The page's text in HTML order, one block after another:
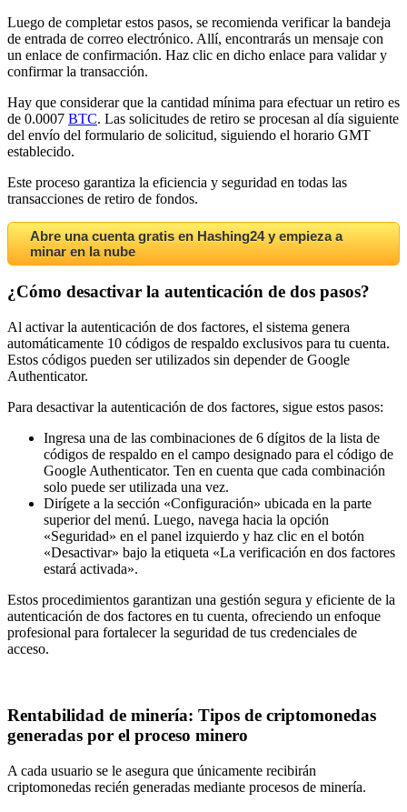
Luego de completar estos pasos, se recomienda verificar la bandeja
de entrada de correo electrónico. Allí, encontrarás un mensaje con
un enlace de confirmación. Haz clic en dicho enlace para validar y
confirmar la transacción.
Hay que considerar que la cantidad mínima para efectuar un retiro es
de 0.0007 BTC. Las solicitudes de retiro se procesan al día siguiente
del envío del formulario de solicitud, siguiendo el horario GMT
establecido.
Este proceso garantiza la eficiencia y seguridad en todas las
transacciones de retiro de fondos.
Abre una cuenta gratis en Hashing24 y empieza a
minar en la nube
¿Cómo desactivar la autenticación de dos pasos?
Al activar la autenticación de dos factores, el sistema genera
automáticamente 10 códigos de respaldo exclusivos para tu cuenta.
Estos códigos pueden ser utilizados sin depender de Google
Authenticator.
Para desactivar la autenticación de dos factores, sigue estos pasos:
Ingresa una de las combinaciones de 6 dígitos de la lista de
códigos de respaldo en el campo designado para el código de
Google Authenticator. Ten en cuenta que cada combinación
solo puede ser utilizada una vez.
Dirígete a la sección «Configuración» ubicada en la parte
superior del menú. Luego, navega hacia la opción
«Seguridad» en el panel izquierdo y haz clic en el botón
«Desactivar» bajo la etiqueta «La verificación en dos factores
estará activada».
Estos procedimientos garantizan una gestión segura y eficiente de la
autenticación de dos factores en tu cuenta, ofreciendo un enfoque
profesional para fortalecer la seguridad de tus credenciales de
acceso.
Rentabilidad de minería: Tipos de criptomonedas
generadas por el proceso minero
A cada usuario se le asegura que únicamente recibirán
criptomonedas recién generadas mediante procesos de minería.